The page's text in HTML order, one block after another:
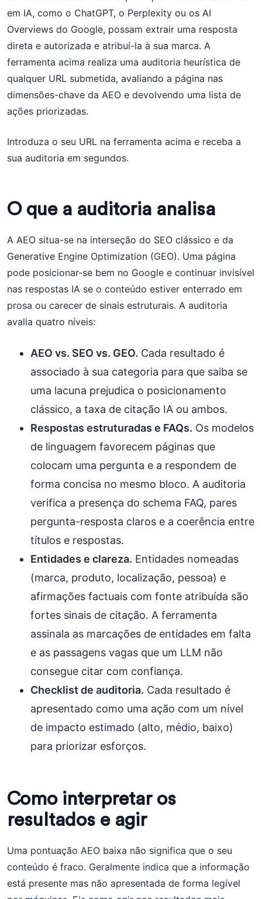
em IA, como o ChatGPT, o Perplexity ou os AI
Overviews do Google, possam extrair uma resposta
direta e autorizada e atribuí-la à sua marca. A
ferramenta acima realiza uma auditoria heurística de
qualquer URL submetida, avaliando a página nas
dimensões-chave da AEO e devolvendo uma lista de
ações priorizadas.
Introduza o seu URL na ferramenta acima e receba a
sua auditoria em segundos.
O que a auditoria analisa
A AEO situa-se na interseção do SEO clássico e da
Generative Engine Optimization (GEO). Uma página
pode posicionar-se bem no Google e continuar invisível
nas respostas IA se o conteúdo estiver enterrado em
prosa ou carecer de sinais estruturais. A auditoria
avalia quatro níveis:
AEO vs. SEO vs. GEO. Cada resultado é
associado à sua categoria para que saiba se
uma lacuna prejudica o posicionamento
clássico, a taxa de citação IA ou ambos.
Respostas estruturadas e FAQs. Os modelos
de linguagem favorecem páginas que
colocam uma pergunta e a respondem de
forma concisa no mesmo bloco. A auditoria
verifica a presença do schema FAQ, pares
pergunta-resposta claros e a coerência entre
títulos e respostas.
Entidades e clareza. Entidades nomeadas
(marca, produto, localização, pessoa) e
afirmações factuais com fonte atribuída são
fortes sinais de citação. A ferramenta
assinala as marcações de entidades em falta
e as passagens vagas que um LLM não
consegue citar com confiança.
Checklist de auditoria. Cada resultado é
apresentado como uma ação com um nível
de impacto estimado (alto, médio, baixo)
para priorizar esforços.
Como interpretar os
resultados e agir
Uma pontuação AEO baixa não significa que o seu
conteúdo é fraco. Geralmente indica que a informação
está presente mas não apresentada de forma legível